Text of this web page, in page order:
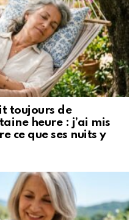
toujours de
heure : j’ai mis
ce que ses nuits y